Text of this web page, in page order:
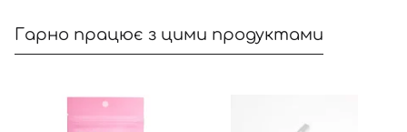
Гарно працює з цими продуктами